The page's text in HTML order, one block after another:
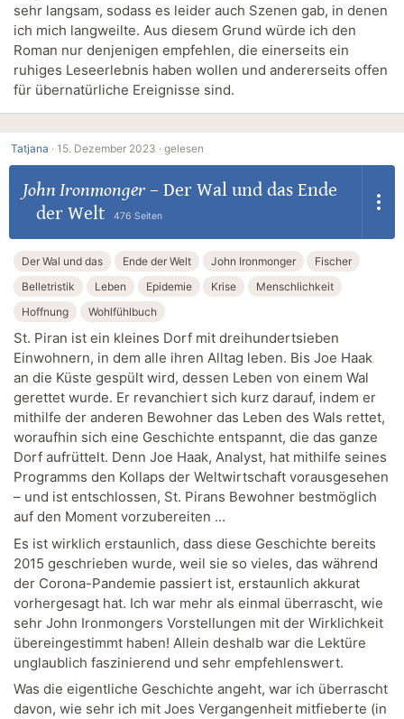
sehr langsam, sodass es leider auch Szenen gab, in denen
ich mich langweilte. Aus diesem Grund würde ich den
Roman nur denjenigen empfehlen, die einerseits ein
ruhiges Leseerlebnis haben wollen und andererseits offen
für übernatürliche Ereignisse sind.
Tatjana · 15. Dezember 2023 · gelesen
John Ironmonger– Der Wal und das Ende
der Welt
476 Seiten
Der Wal und das Ende der Welt John Ironmonger
Fischer
Belletristik
Leben Epidemie Krise
Menschlichkeit
Hoffnung
Wohlfühlbuch
St. Piran ist ein kleines Dorf mit dreihundertsieben
Einwohnern, in dem alle ihren Alltag leben. Bis Joe Haak
an die Küste gespült wird, dessen Leben von einem Wal
gerettet wurde. Er revanchiert sich kurz darauf, indem er
mithilfe der anderen Bewohner das Leben des Wals rettet,
woraufhin sich eine Geschichte entspannt, die das ganze
Dorf aufrüttelt. Denn Joe Haak, Analyst, hat mithilfe seines
Programms den Kollaps der Weltwirtschaft vorausgesehen
– und ist entschlossen, St. Pirans Bewohner bestmöglich
auf den Moment vorzubereiten ...
Es ist wirklich erstaunlich, dass diese Geschichte bereits
2015 geschrieben wurde, weil sie so vieles, das während
der Corona-Pandemie passiert ist, erstaunlich akkurat
vorhergesagt hat. Ich war mehr als einmal überrascht, wie
sehr John Ironmongers Vorstellungen mit der Wirklichkeit
übereingestimmt haben! Allein deshalb war die Lektüre
unglaublich faszinierend und sehr empfehlenswert.
Was die eigentliche Geschichte angeht, war ich überrascht
davon, wie sehr ich mit Joes Vergangenheit mitfieberte (in